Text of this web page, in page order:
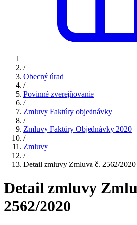
/
Obecný úrad
/
Povinné zverejňovanie
/
Zmluvy Faktúry objednávky
/
Zmluvy Faktúry Objednávky 2020
/
Zmluvy
/
Detail zmluvy Zmluva č. 2562/2020
Detail zmluvy
2562/2020